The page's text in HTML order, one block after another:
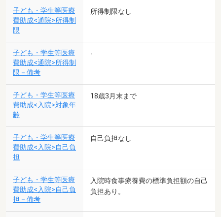
子ども・学生等医療
費助成<通院>所得制
限
所得制限なし
子ども・学生等医療
費助成<通院>所得制
限－備考
-
子ども・学生等医療
費助成<入院>対象年
齢
18歳3月末まで
子ども・学生等医療
費助成<入院>自己負
担
自己負担なし
子ども・学生等医療
費助成<入院>自己負
担－備考
入院時食事療養費の標準負担額の自己
負担あり。